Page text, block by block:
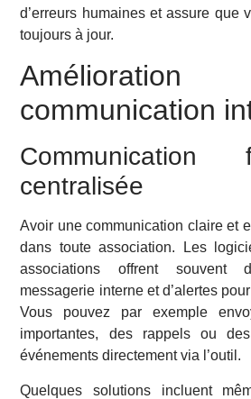
d’erreurs humaines et assure que
toujours à jour.
communication
centralisée
Avoir une communication claire et
dans toute association. Les
associations offrent souvent
messagerie interne et d’alertes
Vous pouvez par exemple
importantes, des rappels ou
événements directement via l’outil.
Quelques solutions incluent